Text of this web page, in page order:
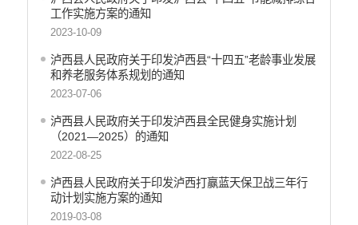
工作实施方案的通知
2023-10-09
泸西县人民政府关于印发泸西县“十四五”老龄事业发展
和养老服务体系规划的通知
2023-07-06
泸西县人民政府关于印发泸西县全民健身实施计划
（2021—2025）的通知
2022-08-25
泸西县人民政府关于印发泸西打赢蓝天保卫战三年行
动计划实施方案的通知
2019-03-08